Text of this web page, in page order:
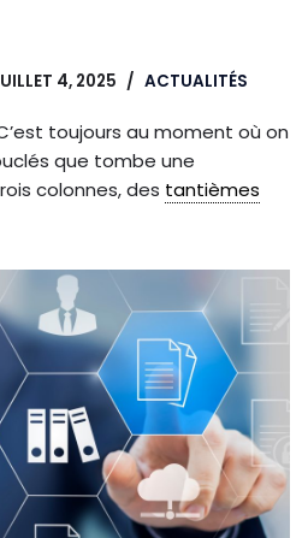
4, 2025 ACTUALITÉS
toujours au moment où on
que tombe une
colonnes, des tantièmes